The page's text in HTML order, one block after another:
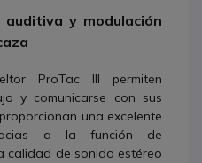
y modulación
ProTac III permiten
y comunicarse con sus
una excelente
a la función de
calidad de sonido estéreo